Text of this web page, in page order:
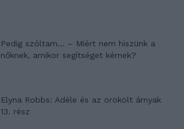
Pedig szóltam… – Miért nem hiszünk a
nőknek, amikor segítséget kérnek?
Elyna Robbs: Adéle és az örökölt árnyak
13. rész